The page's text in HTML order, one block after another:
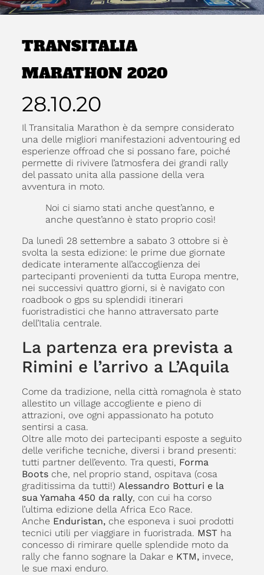
TRANSITALIA
MARATHON 2020
28.10.20
Il Transitalia Marathon è da sempre considerato
una delle migliori manifestazioni adventouring ed
esperienze offroad che si possano fare, poiché
permette di rivivere l’atmosfera dei grandi rally
del passato unita alla passione della vera
avventura in moto.
Noi ci siamo stati anche quest’anno, e
anche quest’anno è stato proprio così!
Da lunedì 28 settembre a sabato 3 ottobre si è
svolta la sesta edizione: le prime due giornate
dedicate interamente all’accoglienza dei
partecipanti provenienti da tutta Europa mentre,
nei successivi quattro giorni, si è navigato con
roadbook o gps su splendidi itinerari
fuoristradistici che hanno attraversato parte
dell’Italia centrale.
La partenza era prevista a
Rimini e l’arrivo a L’Aquila
Come da tradizione, nella città romagnola è stato
allestito un village accogliente e pieno di
attrazioni, ove ogni appassionato ha potuto
sentirsi a casa.
Oltre alle moto dei partecipanti esposte a seguito
delle verifiche tecniche, diversi i brand presenti:
tutti partner dell’evento. Tra questi, Forma
Boots che, nel proprio stand, ospitava (cosa
graditissima da tutti!) Alessandro Botturi e la
sua Yamaha 450 da rally, con cui ha corso
l’ultima edizione della Africa Eco Race.
Anche Enduristan, che esponeva i suoi prodotti
tecnici utili per viaggiare in fuoristrada. MST ha
concesso di rimirare quelle splendide moto da
rally che fanno sognare la Dakar e KTM,invece,
le sue maxi enduro.